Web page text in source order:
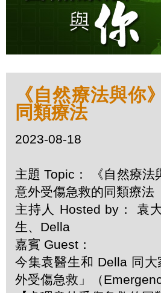
《自然療法與你
同類療法
2023-08-18
主題 Topic： 《自然療法
意外受傷急救的同類療法
主持人 Hosted by： 袁
生、Della
嘉賓 Guest：
今集袁醫生和 Della 同
外受傷急救」（